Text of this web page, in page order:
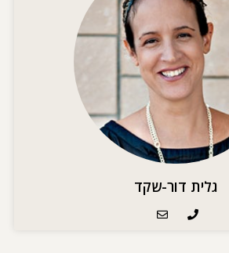
גלית דור-שקד